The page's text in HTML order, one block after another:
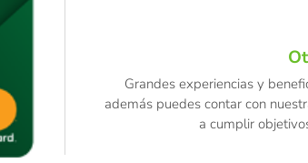
Grandes experiencias y
además puedes contar con n
a cumplir